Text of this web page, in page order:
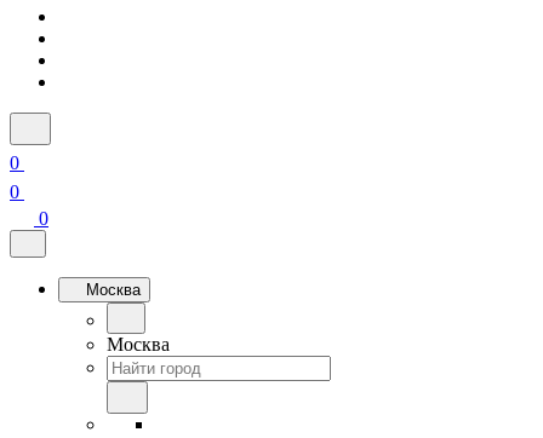
0
0
0
Москва
Москва